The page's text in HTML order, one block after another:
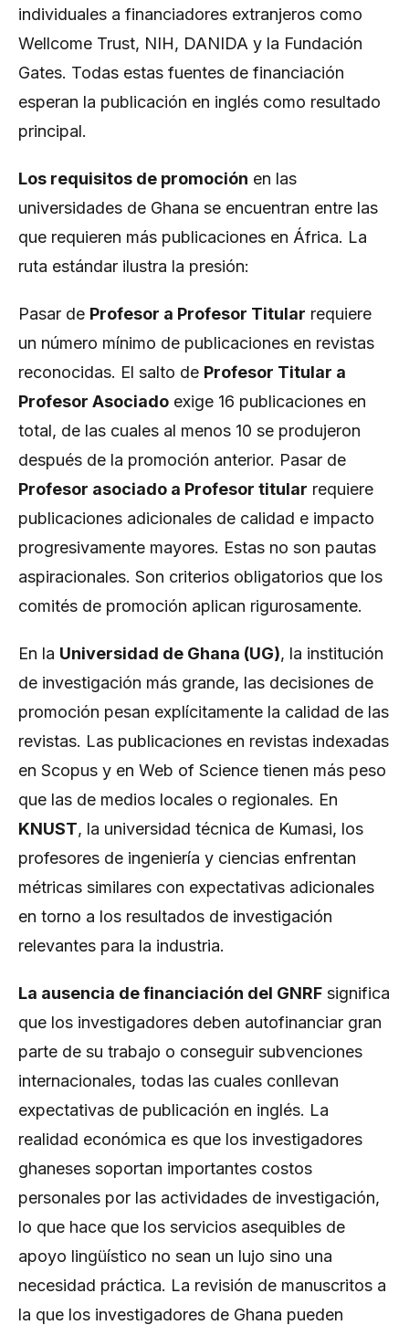
individuales a financiadores extranjeros como
Wellcome Trust, NIH, DANIDA y la Fundación
Gates. Todas estas fuentes de financiación
esperan la publicación en inglés como resultado
principal.
Los requisitos de promoción en las
universidades de Ghana se encuentran entre las
que requieren más publicaciones en África. La
ruta estándar ilustra la presión:
Pasar de Profesor a Profesor Titular requiere
un número mínimo de publicaciones en revistas
reconocidas. El salto de Profesor Titular a
Profesor Asociado exige 16 publicaciones en
total, de las cuales al menos 10 se produjeron
después de la promoción anterior. Pasar de
Profesor asociado a Profesor titular requiere
publicaciones adicionales de calidad e impacto
progresivamente mayores. Estas no son pautas
aspiracionales. Son criterios obligatorios que los
comités de promoción aplican rigurosamente.
En la Universidad de Ghana (UG), la institución
de investigación más grande, las decisiones de
promoción pesan explícitamente la calidad de las
revistas. Las publicaciones en revistas indexadas
en Scopus y en Web of Science tienen más peso
que las de medios locales o regionales. En
KNUST, la universidad técnica de Kumasi, los
profesores de ingeniería y ciencias enfrentan
métricas similares con expectativas adicionales
en torno a los resultados de investigación
relevantes para la industria.
La ausencia de financiación del GNRF significa
que los investigadores deben autofinanciar gran
parte de su trabajo o conseguir subvenciones
internacionales, todas las cuales conllevan
expectativas de publicación en inglés. La
realidad económica es que los investigadores
ghaneses soportan importantes costos
personales por las actividades de investigación,
lo que hace que los servicios asequibles de
apoyo lingüístico no sean un lujo sino una
necesidad práctica. La revisión de manuscritos a
la que los investigadores de Ghana pueden